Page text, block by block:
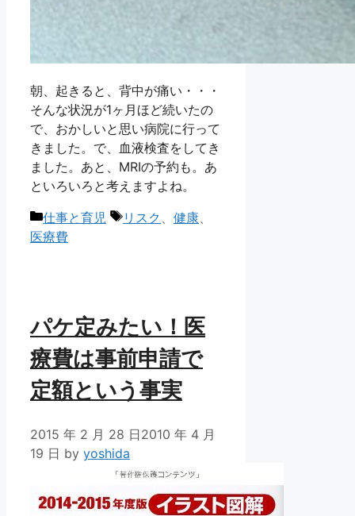
朝、起きると、背中が痛い・・・
そんな状況が1ヶ月ほど続いたの
で、おかしいと思い病院に行って
きました。で、血液検査をしてき
ました。あと、MRIの予約も。あ
といろいろと考えますよね。
カ
テ
仕事と育児
タ
リスク 健康
医療費
パケ定みたい！医
療費は事前申請で
定額という事実
2015 年 2 月 28 日2010 年 4 月
19 日 by yoshida